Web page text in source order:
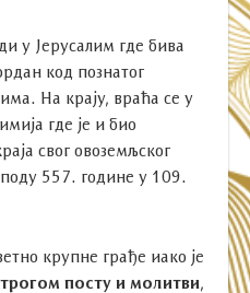
у Јерусалим где бива
код познатог
На крају, враћа се у
где је и био
свог овоземљског
557. године у 109.
крупне грађе иако је
посту и молитви,